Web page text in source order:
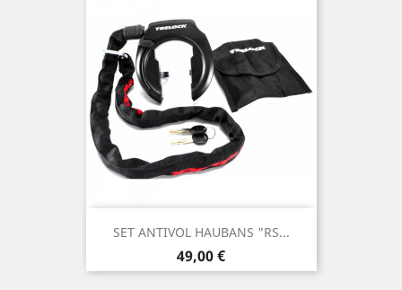
SET ANTIVOL HAUBANS "RS...
Prix
49,00 €